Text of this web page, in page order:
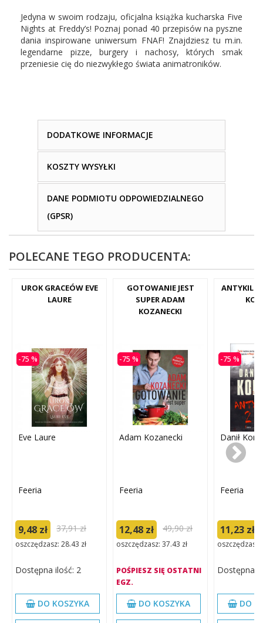
Jedyna w swoim rodzaju, oficjalna książka kucharska Five
Nights at Freddy’s! Poznaj ponad 40 przepisów na pyszne
dania inspirowane uniwersum FNAF! Znajdziesz tu m.in.
legendarne pizze, burgery i nachosy, których smak
przeniesie cię do niezwykłego świata animatroników.
DODATKOWE INFORMACJE
KOSZTY WYSYŁKI
DANE PODMIOTU ODPOWIEDZIALNEGO
(GPSR)
POLECANE TEGO PRODUCENTA:
UROK GRACEÓW EVE
LAURE
-75 %
Eve Laure
Feeria
9,48 zł 37,91 zł
oszczędzasz: 28.43 zł
Dostępna ilość: 2
DO KOSZYKA
GOTOWANIE JEST
SUPER ADAM
KOZANECKI
-75 %
Adam Kozanecki
Feeria
12,48 zł 49,90 zł
oszczędzasz: 37.43 zł
POŚPIESZ SIĘ OSTATNI
EGZ.
DO KOSZYKA
-75 %
Danił
Feeria
11,23 zł
oszczędzasz:
Dostępna
DO